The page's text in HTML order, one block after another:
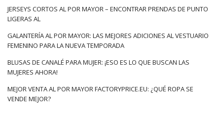
JERSEYS CORTOS AL POR MAYOR – ENCONTRAR PRENDAS DE PUNTO
LIGERAS AL
GALANTERÍA AL POR MAYOR: LAS MEJORES ADICIONES AL VESTUARIO
FEMENINO PARA LA NUEVA TEMPORADA
BLUSAS DE CANALÉ PARA MUJER: ¡ESO ES LO QUE BUSCAN LAS
MUJERES AHORA!
MEJOR VENTA AL POR MAYOR FACTORYPRICE.EU: ¿QUÉ ROPA SE
VENDE MEJOR?